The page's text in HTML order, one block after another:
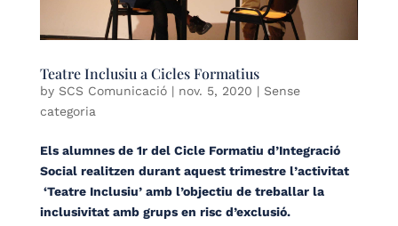
Teatre Inclusiu a Cicles Formatius
by SCS Comunicació| nov. 5, 2020 | Sense
categoria
Els alumnes de 1r del Cicle Formatiu d’Integració
Social realitzen durant aquest trimestre l’activitat
‘Teatre Inclusiu’ amb l’objectiu de treballar la
inclusivitat amb grups en risc d’exclusió.